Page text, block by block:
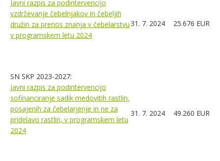
Javni razpis za podintervencijo
vzdrževanje čebelnjakov in čebeljih
družin za prenos znanja v čebelarstvu
v programskem letu 2024
31. 7. 2024 25.676 EUR
SN SKP 2023-2027:
Javni razpis za podintervencijo
sofinanciranje sadik medovitih rastlin,
posajenih za čebelarjenje in ne za
pridelavo rastlin, v programskem letu
2024
31. 7. 2024 49.260 EUR